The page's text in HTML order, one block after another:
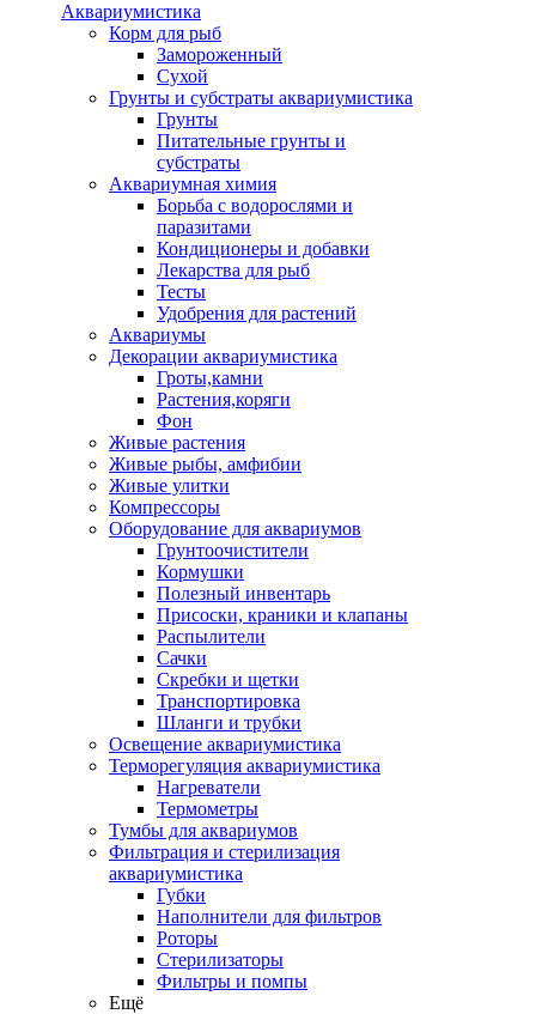
Аквариумистика
Корм для рыб
Замороженный
Сухой
Грунты и субстраты аквариумистика
Грунты
Питательные грунты и
субстраты
Аквариумная химия
Борьба с водорослями и
паразитами
Кондиционеры и добавки
Лекарства для рыб
Тесты
Удобрения для растений
Аквариумы
Декорации аквариумистика
Гроты,камни
Растения,коряги
Фон
Живые растения
Живые рыбы, амфибии
Живые улитки
Компрессоры
Оборудование для аквариумов
Грунтоочистители
Кормушки
Полезный инвентарь
Присоски, краники и клапаны
Распылители
Сачки
Скребки и щетки
Транспортировка
Шланги и трубки
Освещение аквариумистика
Терморегуляция аквариумистика
Нагреватели
Термометры
Тумбы для аквариумов
Фильтрация и стерилизация
аквариумистика
Губки
Наполнители для фильтров
Роторы
Стерилизаторы
Фильтры и помпы
Ещё